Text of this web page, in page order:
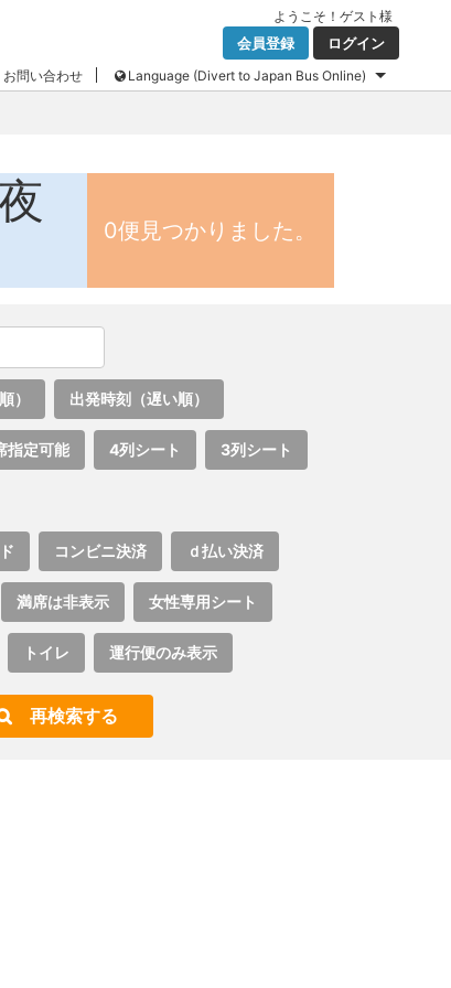
ようこそ！ ゲスト 様
会員登録 ログイン
お問い合わせ Language (Divert to Japan Bus Online)
0便見つかりました。
） 出発時刻（遅い順）
指定可能 4列シート 3列シート
コンビニ決済 ｄ払い決済
満席は非表示 女性専用シート
トイレ 運行便のみ表示
再検索する